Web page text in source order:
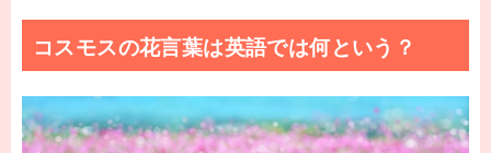
コスモスの花言葉は英語では何という？